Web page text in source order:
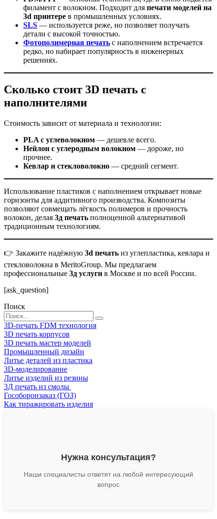
филамент с волокном. Подходит для печати моделей на
3d принтере в промышленных условиях.
SLS — используется реже, но позволяет получать
детали с высокой точностью.
Фотополимерная печать с наполнением встречается
редко, но набирает популярность в инженерных
решениях.
Сколько стоит 3D печать с
наполнителями
Стоимость зависит от материала и технологии:
PLA с углеволокном — дешевле всего.
Нейлон с углеродным волокном — дороже, но
прочнее.
Кевлар и стекловолокно — средний сегмент.
Использование пластиков с наполнением открывает новые
горизонты для аддитивного производства. Композиты
позволяют совмещать лёгкость полимеров и прочность
волокон, делая 3д печать полноценной альтернативой
традиционным технологиям.
👉 Закажите надёжную 3d печать из углепластика, кевлара и
стекловолокна в MeritoGroup. Мы предлагаем
профессиональные 3д услуги в Москве и по всей России.
[ask_question]
Поиск
Search
for:
3D-печать FDM технология
3D печать корпусов
3D печать мастер моделей
Промышленный дизайн
Литье деталей из пластика
3D-моделирование
Литье изделий из резины
3Д печать из смолы
Гособоронзаказ (ГОЗ)
Как тиражировать изделия
Нужна консультация?
Наши специалисты ответят на любой интересующий
вопрос